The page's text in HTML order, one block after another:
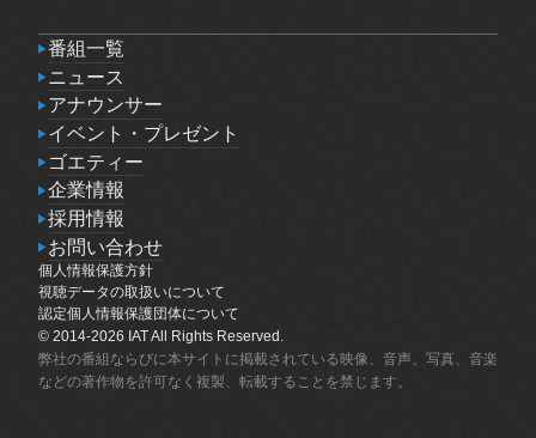
番組一覧
番組一覧
ニュース
ニュース
アナウンサー
アナウンサー
イベント・プレゼント
イベント・プレゼント
ゴエティー
ゴエティー
企業情報
企業情報
採用情報
採用情報
お問い合わせ
お問い合わせ
個人情報保護方針
個人情報保護方針
視聴データの取扱いについて
視聴データの取扱いについて
認定個人情報保護団体について
認定個人情報保護団体について
© 2014-2026 IAT All Rights Reserved.
弊社の番組ならびに本サイトに掲載されている映像、音声、写真、音楽
などの著作物を許可なく複製、転載することを禁じます。